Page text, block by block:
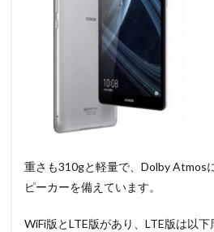
重さも310gと軽量で、Dolby Atmos
ピーカーを備えています。
WiFi版とLTE版があり、LTE版は以